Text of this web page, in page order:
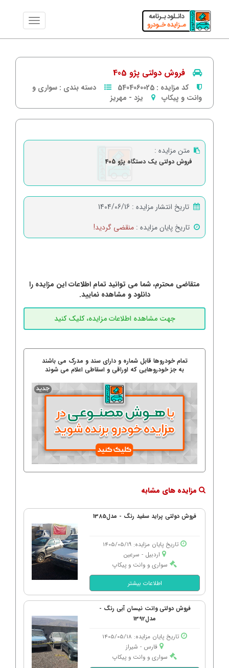
فروش دولتی پژو 405
کد مزایده : 5404060025 دسته بندی : سواری و
وانت و پیکاپ
یزد - مهریز
متن مزایده :
فروش دولتی یک دستگاه پژو 405
تاریخ انتشار مزایده : 1404/06/16
تاریخ پایان مزایده : منقضی گردید!
متقاضی محترم، شما می توانید تمام اطلاعات این مزایده را
دانلود و مشاهده نمایید.
تمام خودروها قابل شماره و دارای سند و مدرک می باشند
به جز خودروهایی که اوراقی و اسقاطی اعلام می شوند
مزایده های مشابه
فروش دولتی پراید سفید رنگ - مدل1385
تاریخ پایان مزایده: 1405/05/19
اردبیل - سرعین
سواری و وانت و پیکاپ
اطلاعات بیشتر
فروش دولتی وانت نیسان آبی رنگ -
مدل1392
تاریخ پایان مزایده: 1405/05/18
فارس - شیراز
سواری و وانت و پیکاپ